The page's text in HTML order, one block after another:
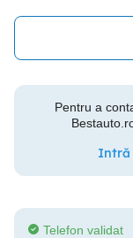
Pentru a
Intră
Telefon validat